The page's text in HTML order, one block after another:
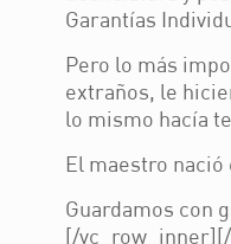
Garantías
Pero lo más
extraños, le
lo mismo hacía
El maestro nació
Guardamos con
[/